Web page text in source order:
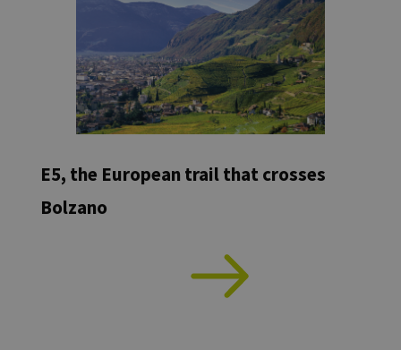
E5, the European trail that crosses
Bolzano